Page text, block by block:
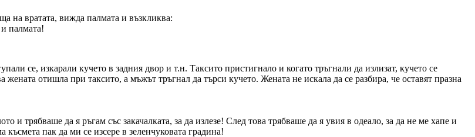
на вратата, вижда палмата и възкликва:
палмата!
се, изкарали кучето в задния двор и т.н. Таксито пристигнало и когато тръгнали да излизат, кучето се
отишла при таксито, а мъжът тръгнал да търси кучето. Жената не искала да се разбира, че оставят празна
и трябваше да я ръгам със закачалката, за да излезе! След това трябваше да я увия в одеало, за да не ме хапе и
пак да ми се изсере в зеленчуковата градина!